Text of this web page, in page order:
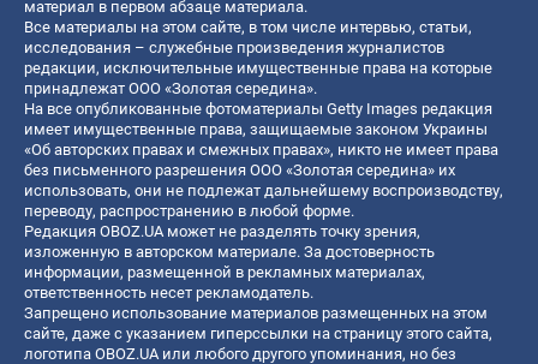
материал в первом абзаце материала.
Все материалы на этом сайте, в том числе интервью, статьи,
исследования – служебные произведения журналистов
редакции, исключительные имущественные права на которые
принадлежат ООО «Золотая середина».
На все опубликованные фотоматериалы Getty Images редакция
имеет имущественные права, защищаемые законом Украины
«Об авторских правах и смежных правах», никто не имеет права
без письменного разрешения ООО «Золотая середина» их
использовать, они не подлежат дальнейшему воспроизводству,
переводу, распространению в любой форме.
Редакция OBOZ.UA может не разделять точку зрения,
изложенную в авторском материале. За достоверность
информации, размещенной в рекламных материалах,
ответственность несет рекламодатель.
Запрещено использование материалов размещенных на этом
сайте, даже с указанием гиперссылки на страницу этого сайта,
логотипа OBOZ.UA или любого другого упоминания, но без